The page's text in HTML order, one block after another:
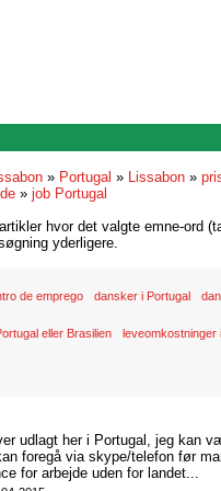
» Portugal » Lissabon »
» job Portugal
hvor det valgte emne-ord
yderligere.
de emprego dansker i Portugal
eller Brasilien leveomkostninger
udlagt her i Portugal, jeg kan
foregå via skype/telefon før
for arbejde uden for landet...